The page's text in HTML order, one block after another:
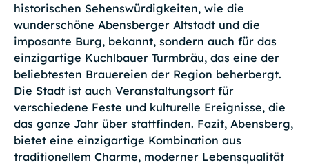
historischen Sehenswürdigkeiten, wie die
wunderschöne Abensberger Altstadt und die
imposante Burg, bekannt, sondern auch für das
einzigartige Kuchlbauer Turmbräu, das eine der
beliebtesten Brauereien der Region beherbergt.
Die Stadt ist auch Veranstaltungsort für
verschiedene Feste und kulturelle Ereignisse, die
das ganze Jahr über stattfinden. Fazit, Abensberg,
bietet eine einzigartige Kombination aus
traditionellem Charme, moderner Lebensqualität